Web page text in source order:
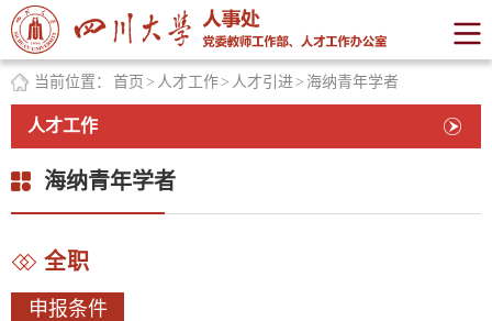
当前位置： 首页 > 人才工作> 人才引进> 海纳青年学者
人才工作
海纳青年学者
全职
申报条件